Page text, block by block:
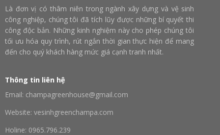
Là đơn vị có thâm niên trong ngành xây dựng và vệ sinh
công nghiệp, chúng tôi đã tích lũy được những bí quyết thi
công độc bản. Những kinh nghiệm này cho phép chúng tôi
tối ưu hóa quy trình, rút ngắn thời gian thực hiện để mang
đến cho quý khách hàng mức giá cạnh tranh nhất.
Thông tin liên hệ
Email: champagreenhouse@gmail.com
Website: vesinhgreenchampa.com
Holine: 0965.796.239